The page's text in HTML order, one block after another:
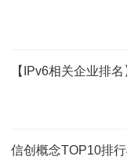
【IPv6相关企业排
信创概念TOP10排